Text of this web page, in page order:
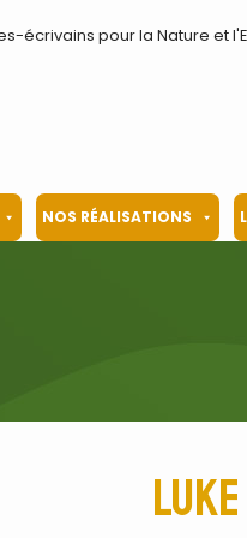
écrivains pour la Nature et
NOS RÉALISATIONS